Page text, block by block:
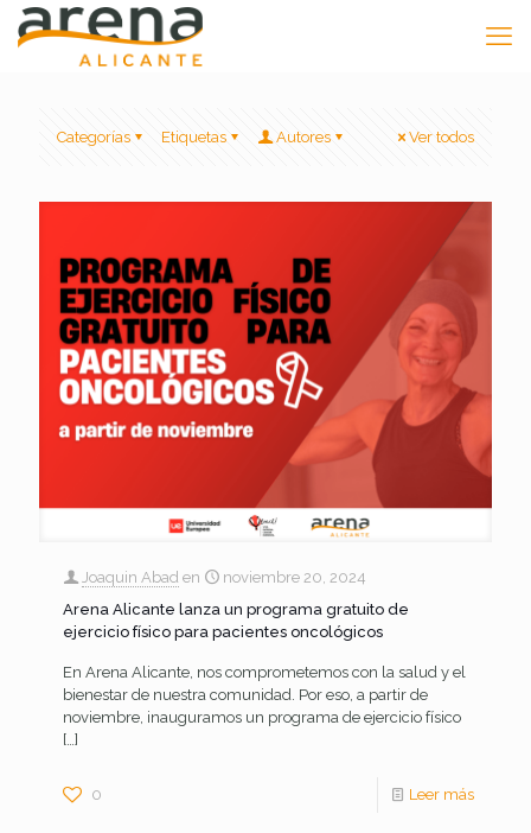
Categorías Etiquetas Autores Ver todos
Joaquin Abad en
noviembre 20, 2024
Arena Alicante lanza un programa gratuito de
ejercicio físico para pacientes oncológicos
En Arena Alicante, nos comprometemos con la salud y el
bienestar de nuestra comunidad. Por eso, a partir de
noviembre, inauguramos un programa de ejercicio físico
[…]
0 Leer más